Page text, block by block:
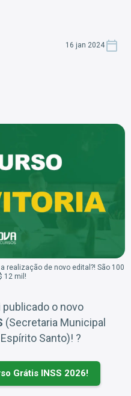
16 jan 2024
realização de novo edital?! São 100
12 mil!
o novo
(Secretaria Municipal
Santo)! ?
Grátis INSS 2026!